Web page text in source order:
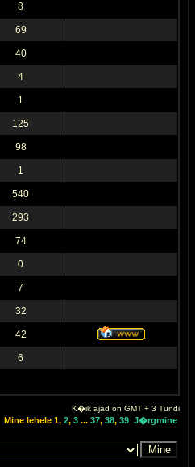
8
69
40
4
1
125
98
1
540
293
74
0
7
32
42
6
K�ik ajad on GMT + 3 Tundi
Mine lehele 1, 2, 3 ... 37, 38, 39 J�rgmine